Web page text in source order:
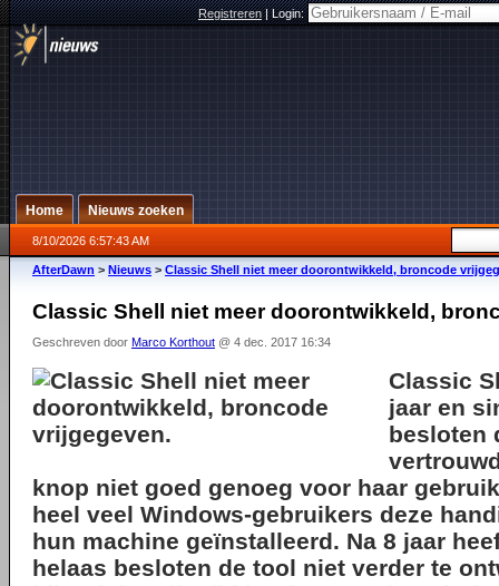
Registreren|Login:
Home Nieuws zoeken
8/10/2026 6:57:43 AM
AfterDawn > Nieuws > Classic Shell niet meer doorontwikkeld, broncode
Classic Shell niet meer doorontwikkeld,
Geschreven door Marco Korthout @ 4 dec. 2017 16:34
Classic
jaar en
besloten
knop niet goed genoeg voor haar
heel veel Windows-gebruikers deze
hun machine geïnstalleerd. Na 8 jaar
helaas besloten de tool niet verder te